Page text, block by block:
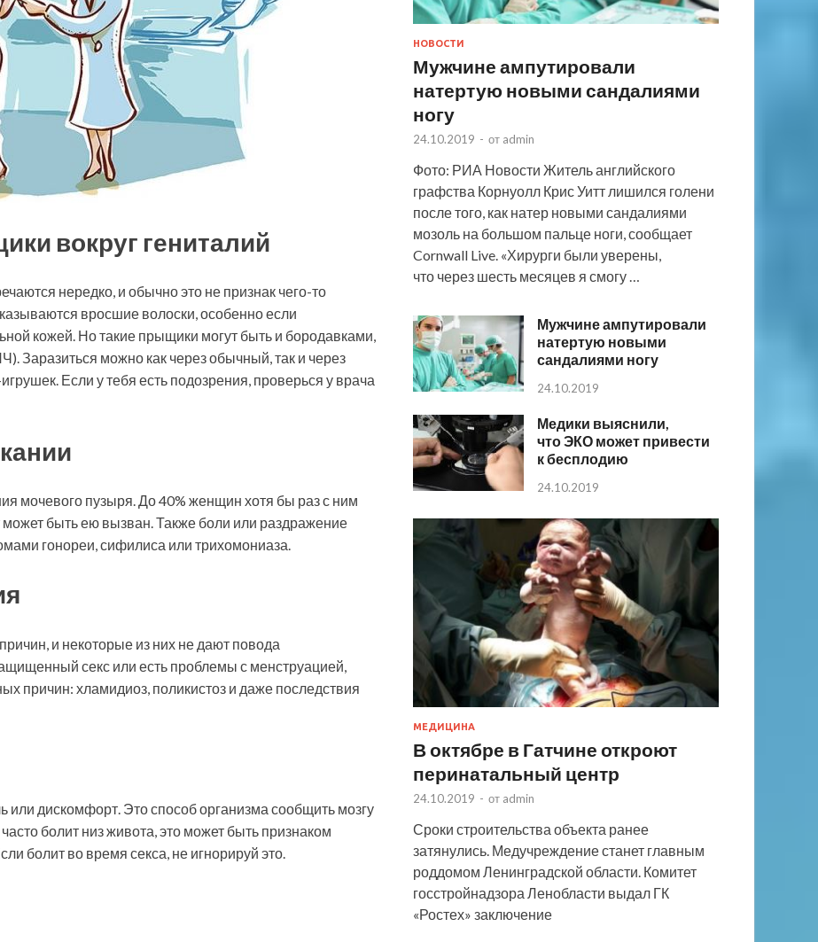
вокруг гениталий
нередко, и обычно это не признак чего-то
вросшие волоски, особенно если
кожей. Но такие прыщики могут быть и бородавками,
Заразиться можно как через обычный, так и через
Если у тебя есть подозрения, проверься у врача
мочевого пузыря. До 40% женщин хотя бы раз с ним
может быть ею вызван. Также боли или раздражение
гонореи, сифилиса или трихомониаза.
и некоторые из них не дают повода
секс или есть проблемы с менструацией,
причин: хламидиоз, поликистоз и даже последствия
дискомфорт. Это способ организма сообщить мозгу
болит низ живота, это может быть признаком
болит во время секса, не игнорируй это.
НОВОСТИ
Мужчине ампутировали
натертую новыми сандалиями
ногу
24.10.2019 - от admin
Фото: РИА Новости Житель английского
графства Корнуолл Крис Уитт лишился голени
после того, как натер новыми сандалиями
мозоль на большом пальце ноги, сообщает
Cornwall Live. «Хирурги были уверены,
что через шесть месяцев я смогу …
Мужчине ампутировали
натертую новыми
сандалиями ногу
24.10.2019
Медики выяснили,
что ЭКО может привести
к бесплодию
24.10.2019
МЕДИЦИНА
В октябре в Гатчине откроют
перинатальный центр
24.10.2019 - от admin
Сроки строительства объекта ранее
затянулись. Медучреждение станет главным
роддомом Ленинградской области. Комитет
госстройнадзора Ленобласти выдал ГК
«Ростех» заключение